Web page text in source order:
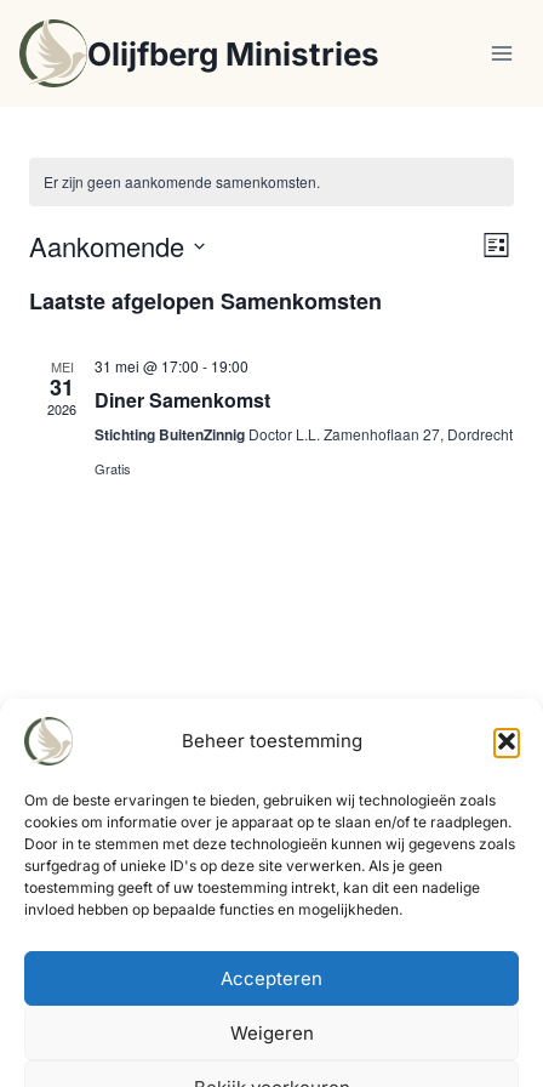
Beheer toestemming
Om de beste ervaringen te bieden, gebruiken wij technologieën zoals
cookies om informatie over je apparaat op te slaan en/of te raadplegen.
Door in te stemmen met deze technologieën kunnen wij gegevens zoals
surfgedrag of unieke ID's op deze site verwerken. Als je geen
toestemming geeft of uw toestemming intrekt, kan dit een nadelige
invloed hebben op bepaalde functies en mogelijkheden.
Accepteren
Weigeren
Doorgaan
naar
inhoud
Olijfberg Ministries
Er zijn geen aankomende samenkomsten.
Lijst
Aankomende
een
Laatste afgelopen Samenkomsten
MEI
31
2026
31 mei @ 17:00 - 19:00
Diner Samenkomst
Stichting BuitenZinnig Doctor L.L. Zamenhoflaan 27, Dordrecht
Gratis
Transparantie Over Cookies